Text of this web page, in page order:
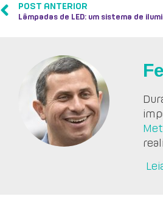
POST ANTERIOR